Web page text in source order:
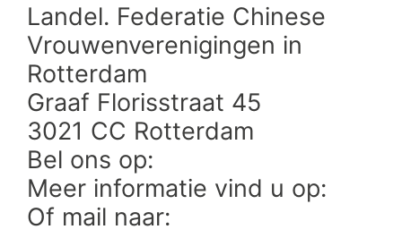
Landel. Federatie Chinese
Vrouwenverenigingen in
Rotterdam
Graaf Florisstraat 45
3021 CC Rotterdam
Bel ons op:
Meer informatie vind u op:
Of mail naar: